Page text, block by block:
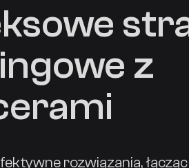
z
rozwiązania,